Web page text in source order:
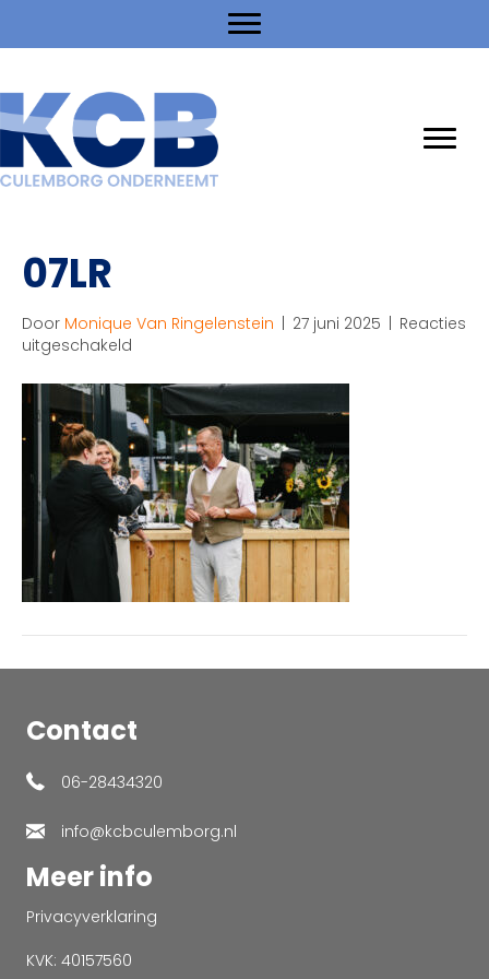
07LR
Door Monique Van Ringelenstein | 27 juni 2025 | Reacties
uitgeschakeld
Contact
06-28434320
info@kcbculemborg.nl
Meer info
Privacyverklaring
KVK: 40157560